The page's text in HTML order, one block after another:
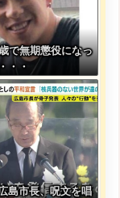
で無期懲役になっ
・・
島市長、呪文を唱